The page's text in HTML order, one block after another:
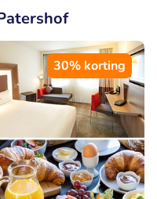
30% korting